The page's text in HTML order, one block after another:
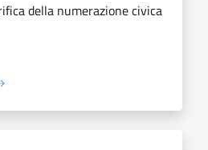
della numerazione civica